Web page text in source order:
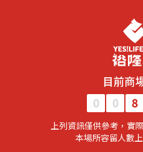
目前商
0
0 8
上列資訊僅供參考，實
本場所容留人數